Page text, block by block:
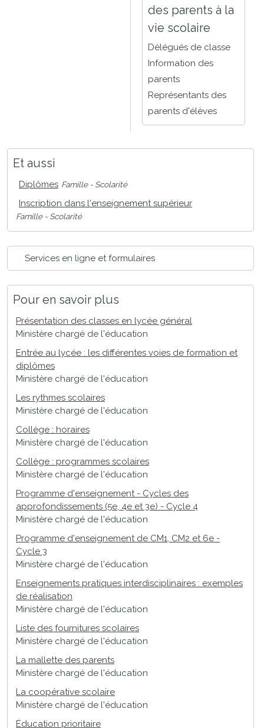
des parents à la
vie scolaire
Délégués de classe
Information des
parents
Représentants des
parents d'élèves
Et aussi
Diplômes Famille - Scolarité
Inscription dans l'enseignement supérieur
Famille - Scolarité
Services en ligne et formulaires
Pour en savoir plus
Présentation des classes en lycée général
Ministère chargé de l'éducation
Entrée au lycée : les différentes voies de formation et
diplômes
Ministère chargé de l'éducation
Les rythmes scolaires
Ministère chargé de l'éducation
Collège : horaires
Ministère chargé de l'éducation
Collège : programmes scolaires
Ministère chargé de l'éducation
Programme d'enseignement - Cycles des
approfondissements (5e, 4e et 3e) - Cycle 4
Ministère chargé de l'éducation
Programme d'enseignement de CM1, CM2 et 6e -
Cycle 3
Ministère chargé de l'éducation
Enseignements pratiques interdisciplinaires : exemples
de réalisation
Ministère chargé de l'éducation
Liste des fournitures scolaires
Ministère chargé de l'éducation
La mallette des parents
Ministère chargé de l'éducation
La coopérative scolaire
Ministère chargé de l'éducation
Éducation prioritaire